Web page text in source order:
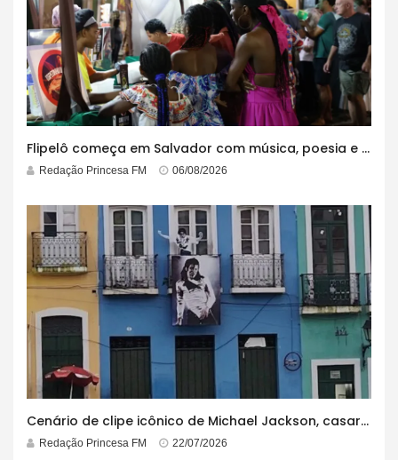
Flipelô começa em Salvador com música, poesia e grande participação
Redação Princesa FM 06/08/2026
Cenário de clipe icônico de Michael Jackson, casarão azul no centro do Pelourinho enfrenta ordem de desocupação
Redação Princesa FM 22/07/2026